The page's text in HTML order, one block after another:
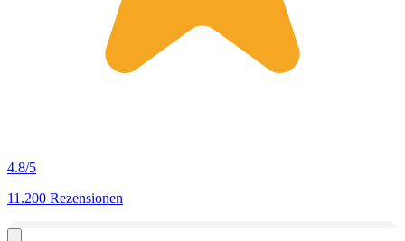
4.8/5
11.200 Rezensionen